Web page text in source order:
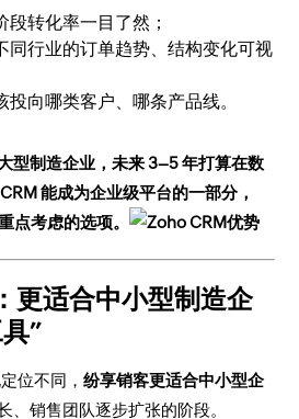
段转化率一目了然；
同行业的订单趋势、结构变化可视
投向哪类客户、哪条产品线。
型制造企业，未来 3–5 年打算在数
能成为企业级平台的一部分，
点考虑的选项。
更适合中小型制造企
”
位不同，纷享销客更适合中小型企
、销售团队逐步扩张的阶段。